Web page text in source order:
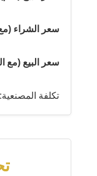
سعر الشراء (مع
سعر البيع (مع
تكلفة المصنعية: